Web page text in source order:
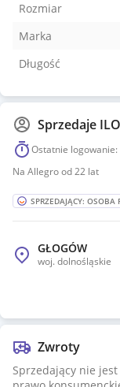
Rozmiar
Marka
Długość
Sprzedaje
Ostatnie logowanie:
Na Allegro od 22 lat
SPRZEDAJĄCY: OSOBA
GŁOGÓW
woj. dolnośląskie
Zwroty
Sprzedający nie